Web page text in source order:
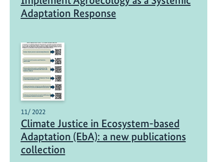
Adaptation Response
11/ 2022
Climate Justice in Ecosystem-based
Adaptation (EbA): a new publications
collection